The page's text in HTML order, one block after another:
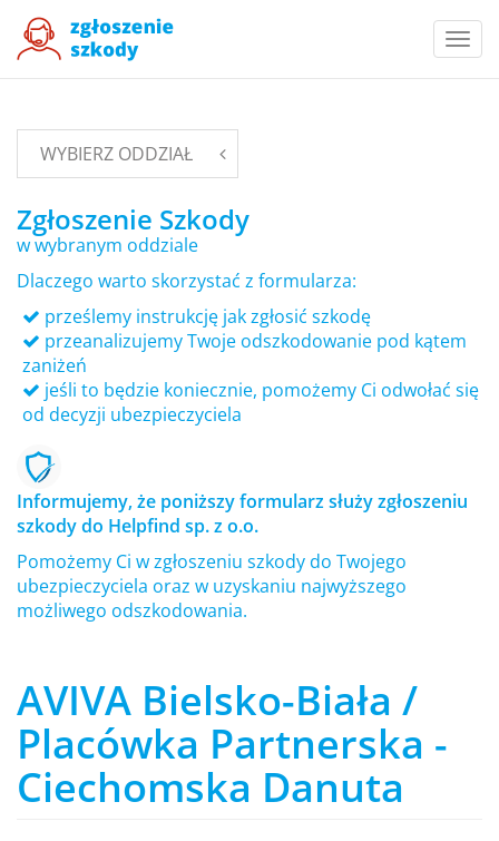
WYBIERZ ODDZIAŁ
Zgłoszenie Szkody
w wybranym oddziale
Dlaczego warto skorzystać z formularza:
prześlemy instrukcję jak zgłosić szkodę
przeanalizujemy Twoje odszkodowanie pod kątem
zaniżeń
jeśli to będzie koniecznie, pomożemy Ci odwołać się
od decyzji ubezpieczyciela
Informujemy, że poniższy formularz służy zgłoszeniu
szkody do Helpfind sp. z o.o.
Pomożemy Ci w zgłoszeniu szkody do Twojego
ubezpieczyciela oraz w uzyskaniu najwyższego
możliwego odszkodowania.
AVIVA Bielsko-Biała /
Placówka Partnerska -
Ciechomska Danuta